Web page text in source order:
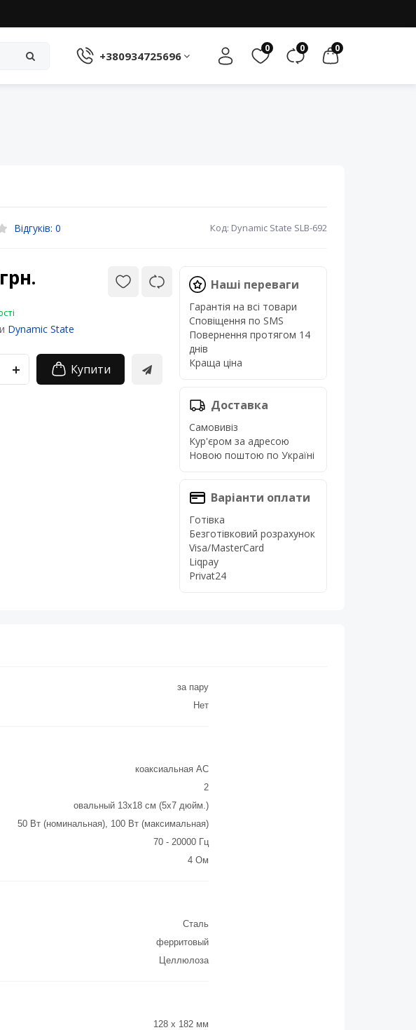
+380934725696
0 0 0
Відгуків: 0 Код: Dynamic State SLB-692
Dynamic State
Купити
Наші переваги
Гарантія на всі товари
Сповіщення по SMS
Повернення протягом 14
днів
Краща ціна
Доставка
Самовивіз
Кур'єром за адресою
Новою поштою по Україні
Варіанти оплати
Готівка
Безготівковий розрахунок
Visa/MasterCard
Liqpay
Privat24
за пару
Нет
коаксиальная АС
2
овальный 13x18 см (5x7 дюйм.)
50 Вт (номинальная), 100 Вт (максимальная)
70 - 20000 Гц
4 Ом
Сталь
ферритовый
Целлюлоза
128 x 182 мм